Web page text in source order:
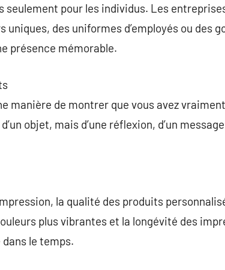
seulement pour les individus. Les
uniques, des uniformes d’employés ou des
présence mémorable.
manière de montrer que vous avez
objet, mais d’une réflexion, d’un
la qualité des produits
plus vibrantes et la longévité des
le temps.